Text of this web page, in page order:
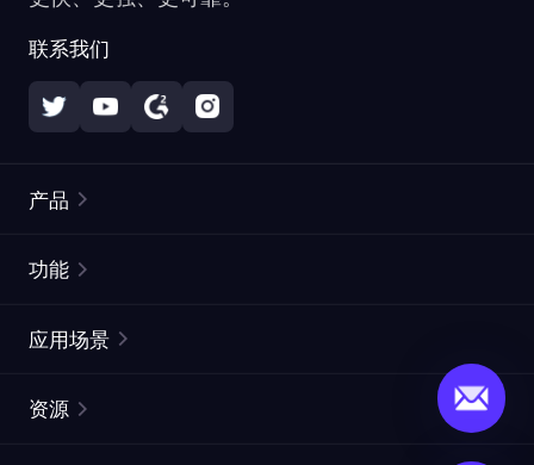
联系我们
产品
静态住宅代理
功能
ISP代理
应用场景
资源